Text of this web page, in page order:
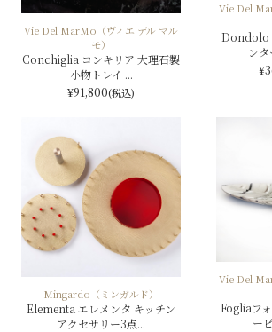
Vie Del MarMo（ヴィエ デル マル
モ）
Conchiglia コンキリア 大理石製
小物トレイ ...
¥91,800(税込)
Vie Del
Dondolo
ン
Mingardo（ミンガルド）
Elementa エレメンタ キッチン
アクセサリー3点...
Vie Del
Fogliaフ
ー